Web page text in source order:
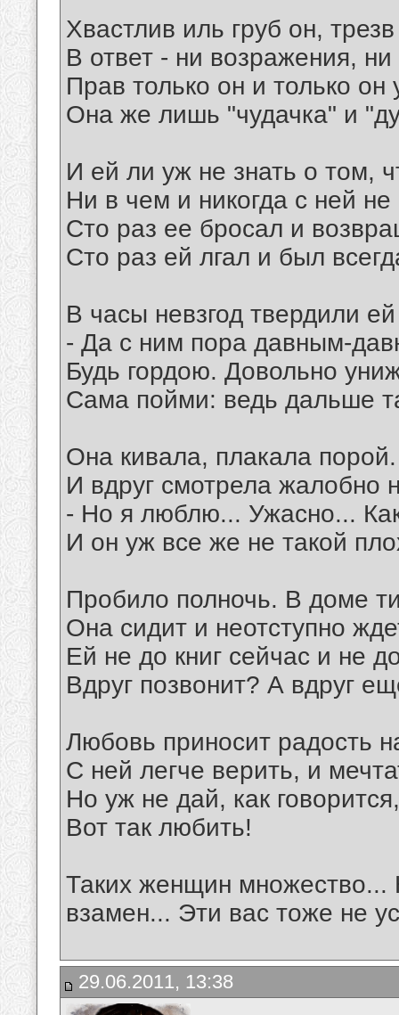
Хвастлив иль груб он,
В ответ - ни возражения, ни
Прав только он и только он
Она же лишь "чудачка" и
И ей ли уж не знать о том,
Ни в чем и никогда с ней не
Сто раз ее бросал и
Сто раз ей лгал и был
В часы невзгод твердили
- Да с ним пора давным-
Будь гордою. Довольно
Сама пойми: ведь дальше
Она кивала, плакала порой.
И вдруг смотрела жалобно
- Но я люблю... Ужасно...
И он уж все же не такой
Пробило полночь. В доме
Она сидит и неотступно
Ей не до книг сейчас и не
Вдруг позвонит? А вдруг
Любовь приносит радость
С ней легче верить, и
Но уж не дай, как
Вот так любить!
Таких женщин множество...
взамен... Эти вас тоже не
29.06.2011, 13:38